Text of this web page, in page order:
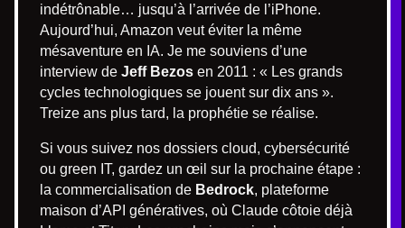
indétrônable… jusqu’à l’arrivée de l’iPhone.
Aujourd’hui, Amazon veut éviter la même
mésaventure en IA. Je me souviens d’une
interview de Jeff Bezos en 2011 : « Les grands
cycles technologiques se jouent sur dix ans ».
Treize ans plus tard, la prophétie se réalise.
Si vous suivez nos dossiers cloud, cybersécurité
ou green IT, gardez un œil sur la prochaine étape :
la commercialisation de Bedrock, plateforme
maison d’API génératives, où Claude côtoie déjà